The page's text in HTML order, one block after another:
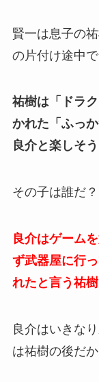
賢一は息子の
の片付け途中で
祐樹は「ドラ
かれた「ふっ
良介と楽しそ
その子は誰だ
良介はゲーム
ず武器屋に行
れたと言う祐樹
良介はいきな
は祐樹の後だ